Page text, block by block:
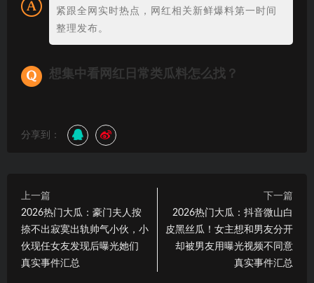
紧跟全网实时热点，网红相关新鲜爆料第一时间
整理发布。
想集中看网红日常类瓜料怎么找？
分享到：
上一篇
2026热门大瓜：豪门夫人按
捺不出寂寞出轨帅气小伙，小
伙现任女友发现后曝光她们
真实事件汇总
下一篇
2026热门大瓜：抖音微山白
皮黑丝瓜！女主想和男友分开
却被男友用曝光视频不同意
真实事件汇总